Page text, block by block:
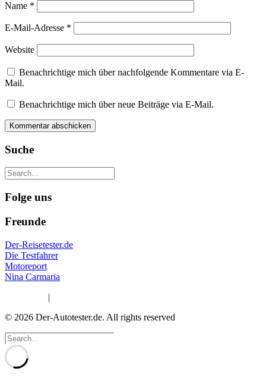
Name *
E-Mail-Adresse *
Website
Benachrichtige mich über nachfolgende Kommentare via E-
Mail.
Benachrichtige mich über neue Beiträge via E-Mail.
Suche
Folge uns
Freunde
Der-Reisetester.de
Die Testfahrer
Motoreport
Nina Carmaria
|
© 2026 Der-Autotester.de. All rights reserved